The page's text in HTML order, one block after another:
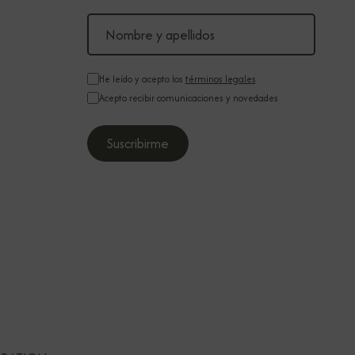
He leído y acepto los términos legales
Acepto recibir comunicaciones y novedades